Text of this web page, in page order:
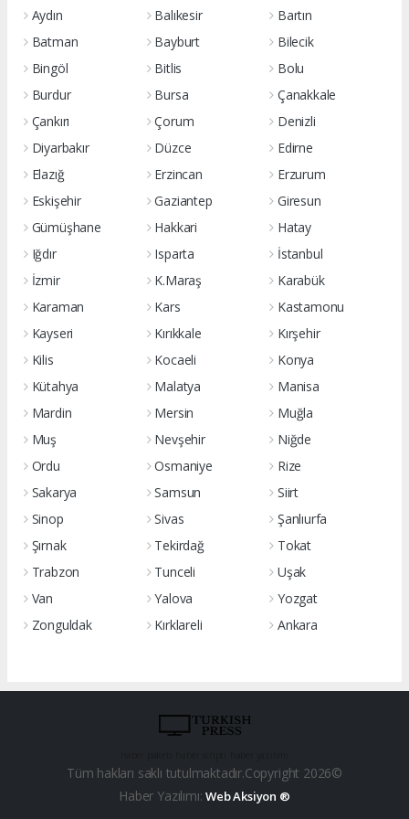
Aydın
Balıkesir
Bartın
Batman
Bayburt
Bilecik
Bingöl
Bitlis
Bolu
Burdur
Bursa
Çanakkale
Çankırı
Çorum
Denizli
Diyarbakır
Düzce
Edirne
Elazığ
Erzincan
Erzurum
Eskişehir
Gaziantep
Giresun
Gümüşhane
Hakkari
Hatay
Iğdır
Isparta
İstanbul
İzmir
K.Maraş
Karabük
Karaman
Kars
Kastamonu
Kayseri
Kırıkkale
Kırşehir
Kilis
Kocaeli
Konya
Kütahya
Malatya
Manisa
Mardin
Mersin
Muğla
Muş
Nevşehir
Niğde
Ordu
Osmaniye
Rize
Sakarya
Samsun
Siirt
Sinop
Sivas
Şanlıurfa
Şırnak
Tekirdağ
Tokat
Trabzon
Tunceli
Uşak
Van
Yalova
Yozgat
Zonguldak
Kırklareli Ankara
Tüm hakları saklı tutulmaktadır.Copyright 2026©
Haber Yazılımı:Web Aksiyon ®